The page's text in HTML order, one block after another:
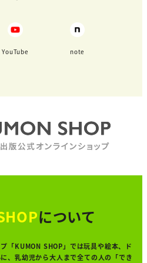
YouTube note
について
「KUMON SHOP」では玩具や絵本、ド
、 乳幼児から大人まで全ての人の「でき